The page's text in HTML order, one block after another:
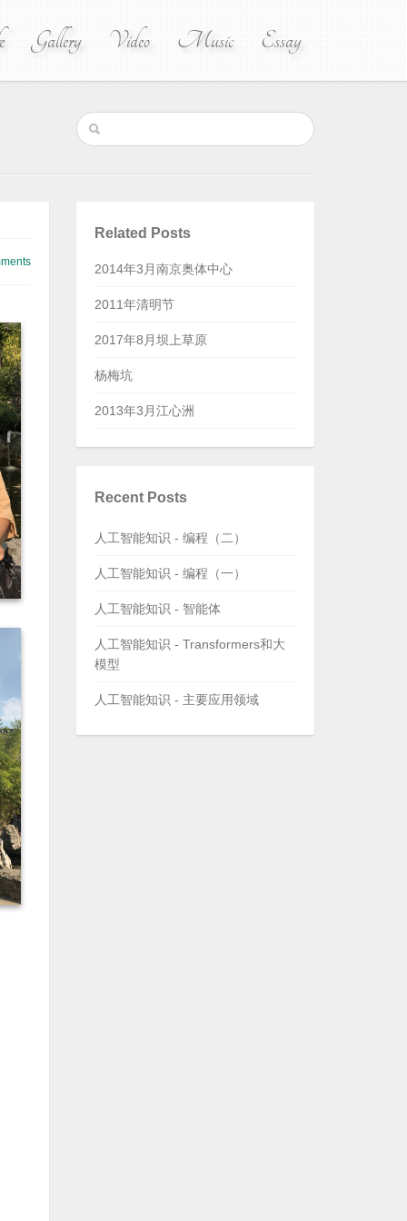
Gallery Video Music Essay
Related Posts
2014年3月南京奥体中心
2011年清明节
2017年8月坝上草原
杨梅坑
2013年3月江心洲
Recent Posts
人工智能知识 - 编程（二）
人工智能知识 - 编程（一）
人工智能知识 - 智能体
人工智能知识 - Transformers和大
模型
人工智能知识 - 主要应用领域